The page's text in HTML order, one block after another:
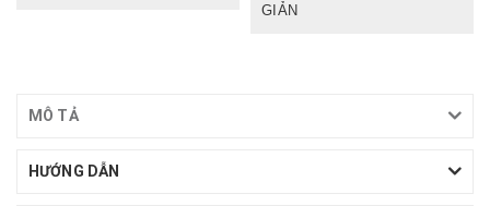
GIẢN
MÔ TẢ
HƯỚNG DẪN